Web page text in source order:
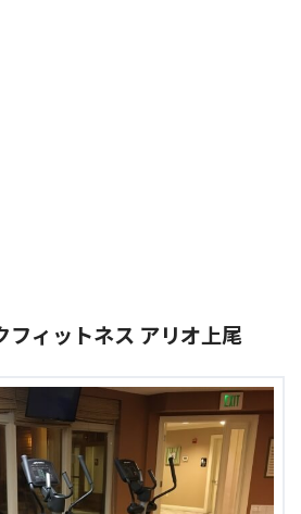
フィットネス アリオ上尾